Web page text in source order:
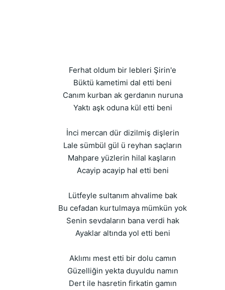
Ferhat oldum bir lebleri Şirin'e
Büktü kametimi dal etti beni
Canım kurban ak gerdanın nuruna
Yaktı aşk oduna kül etti beni
İnci mercan dür dizilmiş dişlerin
Lale sümbül gül ü reyhan saçların
Mahpare yüzlerin hilal kaşların
Acayip acayip hal etti beni
Lütfeyle sultanım ahvalime bak
Bu cefadan kurtulmaya mümkün yok
Senin sevdaların bana verdi hak
Ayaklar altında yol etti beni
Aklımı mest etti bir dolu camın
Güzelliğin yekta duyuldu namın
Dert ile hasretin firkatin gamın